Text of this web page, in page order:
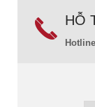
HỖ